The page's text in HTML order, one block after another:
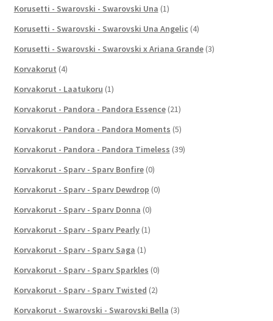
Korusetti - Swarovski - Swarovski Una (1)
Korusetti - Swarovski - Swarovski Una Angelic (4)
Korusetti - Swarovski - Swarovski x Ariana Grande (3)
Korvakorut (4)
Korvakorut - Laatukoru (1)
Korvakorut - Pandora - Pandora Essence (21)
Korvakorut - Pandora - Pandora Moments (5)
Korvakorut - Pandora - Pandora Timeless (39)
Korvakorut - Sparv - Sparv Bonfire (0)
Korvakorut - Sparv - Sparv Dewdrop (0)
Korvakorut - Sparv - Sparv Donna (0)
Korvakorut - Sparv - Sparv Pearly (1)
Korvakorut - Sparv - Sparv Saga (1)
Korvakorut - Sparv - Sparv Sparkles (0)
Korvakorut - Sparv - Sparv Twisted (2)
Korvakorut - Swarovski - Swarovski Bella (3)